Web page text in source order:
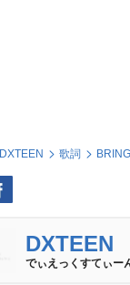
DXTEEN 歌詞
DXTEEN
でぃえっくすてぃー